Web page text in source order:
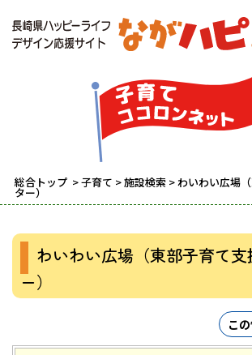
総合トップ >子育て >施設検索 > わいわい広場
ター）
わいわい広場（東部子育て支
ー）
こ